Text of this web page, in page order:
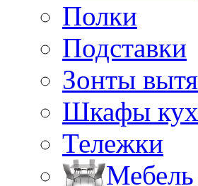
Полки
Подставки
Зонты
Шкафы
Тележки
Мебель